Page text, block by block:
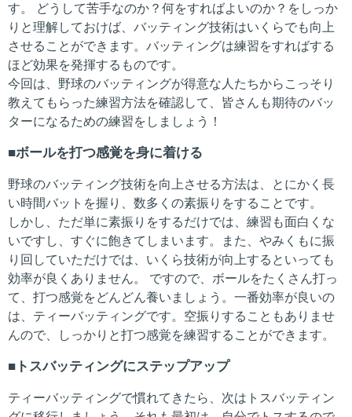
す。 どうして苦手なのか？何をすればよいのか？をしっか
りと理解しておけば、バッティング技術はいくらでも向上
させることができます。バッティングは練習をすればする
ほど効果を発揮するものです。
今回は、野球のバッティングが得意な人たちからこっそり
教えてもらった練習方法を確認して、皆さんも期待のバッ
ターになるための練習をしましょう！
ボールを打つ感覚を身に着ける
野球のバッティング技術を向上させる方法は、とにかく長
い時間バットを握り、数多くの素振りをすることです。
しかし、ただ単に素振りをするだけでは、練習も面白くな
いですし、すぐに飽きてしまいます。また、やみくもに振
り回していただけでは、いくら技術が向上するといっても
効率が良くありません。 ですので、ボールをたくさん打っ
て、打つ感覚をどんどん養いましょう。一番効率が良いの
は、ティーバッティングです。空振りすることもありませ
んので、しっかりと打つ感覚を練習することができます。
トスバッティングにステップアップ
ティーバッティングで慣れてきたら、次はトスバッティン